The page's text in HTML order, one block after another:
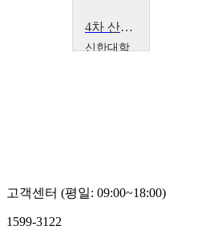
4차 산업혁명 시대, 어떤 수업을 하고 계신가요(한경대 교수법 특강)
신한대학
고객센터 (평일: 09:00~18:00)
1599-3122